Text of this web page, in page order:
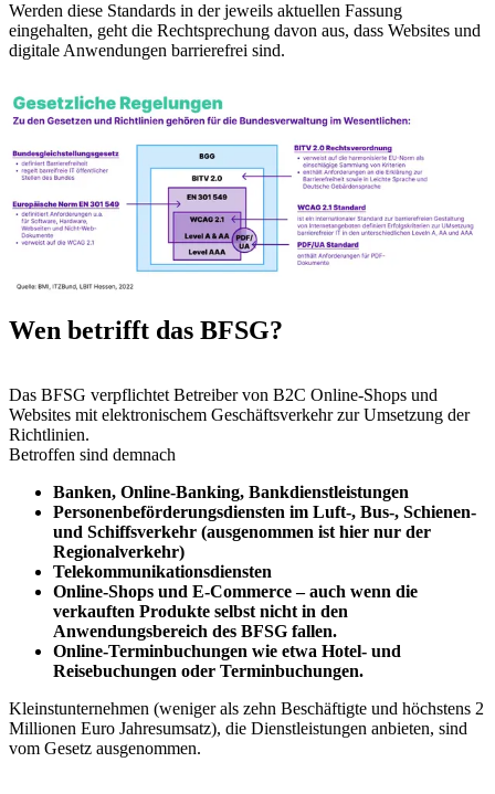
Werden diese Standards in der jeweils aktuellen Fassung
eingehalten, geht die Rechtsprechung davon aus, dass Websites und
digitale Anwendungen barrierefrei sind.
Wen betrifft das BFSG?
Das BFSG verpflichtet Betreiber von B2C Online-Shops und
Websites mit elektronischem Geschäftsverkehr zur Umsetzung der
Richtlinien.
Betroffen sind demnach
Banken, Online-Banking, Bankdienstleistungen
Personenbeförderungsdiensten im Luft-, Bus-, Schienen-
und Schiffsverkehr (ausgenommen ist hier nur der
Regionalverkehr)
Telekommunikationsdiensten
Online-Shops und E-Commerce – auch wenn die
verkauften Produkte selbst nicht in den
Anwendungsbereich des BFSG fallen.
Online-Terminbuchungen wie etwa Hotel- und
Reisebuchungen oder Terminbuchungen.
Kleinstunternehmen (weniger als zehn Beschäftigte und höchstens 2
Millionen Euro Jahresumsatz), die Dienstleistungen anbieten, sind
vom Gesetz ausgenommen.